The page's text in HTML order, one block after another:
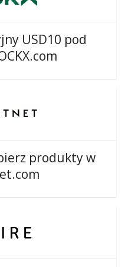
USD10 pod
produkty w